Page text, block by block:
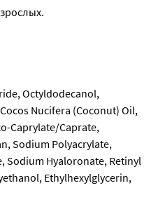
Octyldodecanol,
Nucifera (Coconut) Oil,
Caprylate/Caprate,
Sodium Polyacrylate,
Sodium Hyaloronate, Retinyl
Ethylhexylglycerin,